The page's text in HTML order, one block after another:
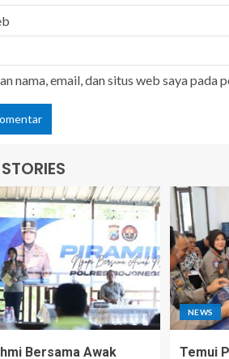
nama, email, dan situs web saya
Bersama Awak
NEWS
Temui